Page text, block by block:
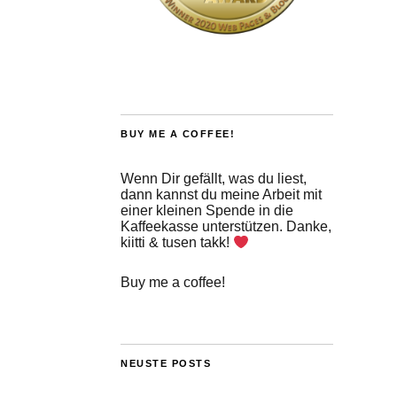
BUY ME A COFFEE!
Wenn Dir gefällt, was du liest,
dann kannst du meine Arbeit mit
einer kleinen Spende in die
Kaffeekasse unterstützen. Danke,
kiitti & tusen takk!
Buy me a coffee!
NEUSTE POSTS